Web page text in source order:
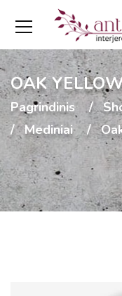
OAK
Pagrindinis
Mediniai